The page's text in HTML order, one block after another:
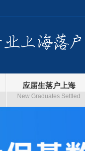
应届生落户上海
New Graduates Settled